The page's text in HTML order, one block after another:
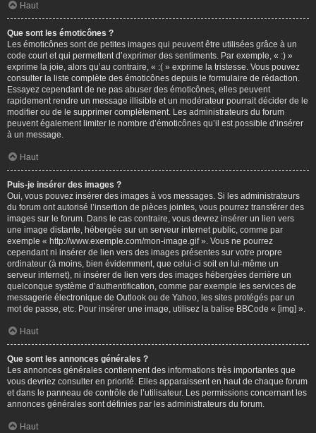
Haut
Que sont les émoticônes ?
Les émoticônes sont de petites images qui peuvent être utilisées grâce à un
code court et qui permettent d’exprimer des sentiments. Par exemple, « :) »
exprime la joie, alors qu’au contraire, « :( » exprime la tristesse. Vous pouvez
consulter la liste complète des émoticônes depuis le formulaire de rédaction.
Essayez cependant de ne pas abuser des émoticônes, elles peuvent
rapidement rendre un message illisible et un modérateur pourrait décider de le
modifier ou de le supprimer complètement. Les administrateurs du forum
peuvent également limiter le nombre d’émoticônes qu’il est possible d’insérer
à un message.
Haut
Puis-je insérer des images ?
Oui, vous pouvez insérer des images à vos messages. Si les administrateurs
du forum ont autorisé l’insertion de pièces jointes, vous pourrez transférer des
images sur le forum. Dans le cas contraire, vous devrez insérer un lien vers
une image distante, hébergée sur un serveur internet public, comme par
exemple « http://www.exemple.com/mon-image.gif ». Vous ne pourrez
cependant ni insérer de lien vers des images présentes sur votre propre
ordinateur (à moins, bien évidemment, que celui-ci soit en lui-même un
serveur internet), ni insérer de lien vers des images hébergées derrière un
quelconque système d’authentification, comme par exemple les services de
messagerie électronique de Outlook ou de Yahoo, les sites protégés par un
mot de passe, etc. Pour insérer une image, utilisez la balise BBCode « [img] ».
Haut
Que sont les annonces générales ?
Les annonces générales contiennent des informations très importantes que
vous devriez consulter en priorité. Elles apparaissent en haut de chaque forum
et dans le panneau de contrôle de l’utilisateur. Les permissions concernant les
annonces générales sont définies par les administrateurs du forum.
Haut